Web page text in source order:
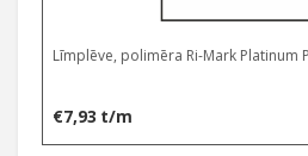
Līmplēve, polimēra Ri-Mark Platinum
€7,93 t/m